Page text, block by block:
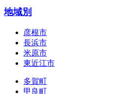
地域別
彦根市
長浜市
米原市
東近江市
多賀町
甲良町